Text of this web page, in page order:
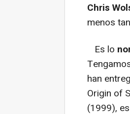
Chris
menos
Es lo
han
Origin of
(1999),